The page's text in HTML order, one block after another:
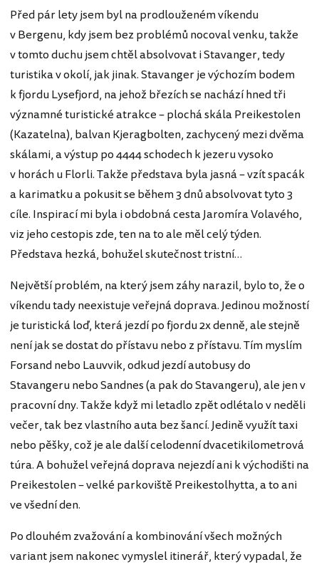
Před pár lety jsem byl na prodlouženém víkendu
v Bergenu, kdy jsem bez problémů nocoval venku, takže
v tomto duchu jsem chtěl absolvovat i Stavanger, tedy
turistika v okolí, jak jinak. Stavanger je výchozím bodem
k fjordu Lysefjord, na jehož březích se nachází hned tři
významné turistické atrakce – plochá skála Preikestolen
(Kazatelna), balvan Kjeragbolten, zachycený mezi dvěma
skálami, a výstup po 4444 schodech k jezeru vysoko
v horách u Florli. Takže představa byla jasná – vzít spacák
a karimatku a pokusit se během 3 dnů absolvovat tyto 3
cíle. Inspirací mi byla i obdobná cesta Jaromíra Volavého,
viz jeho cestopis zde, ten na to ale měl celý týden.
Představa hezká, bohužel skutečnost tristní…
Největší problém, na který jsem záhy narazil, bylo to, že o
víkendu tady neexistuje veřejná doprava. Jedinou možností
je turistická loď, která jezdí po fjordu 2x denně, ale stejně
není jak se dostat do přístavu nebo z přístavu. Tím myslím
Forsand nebo Lauvvik, odkud jezdí autobusy do
Stavangeru nebo Sandnes (a pak do Stavangeru), ale jen v
pracovní dny. Takže když mi letadlo zpět odlétalo v neděli
večer, tak bez vlastního auta bez šancí. Jedině využít taxi
nebo pěšky, což je ale další celodenní dvacetikilometrová
túra. A bohužel veřejná doprava nejezdí ani k východišti na
Preikestolen – velké parkoviště Preikestolhytta, a to ani
ve všední den.
Po dlouhém zvažování a kombinování všech možných
variant jsem nakonec vymyslel itinerář, který vypadal, že